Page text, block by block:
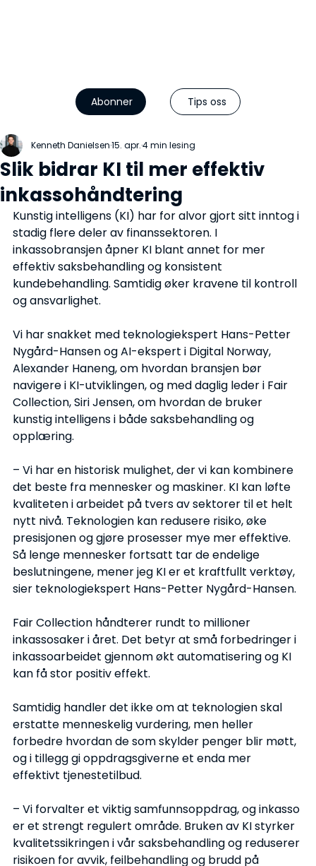
Abonner Tips oss
Slik bidrar KI til mer effektiv
inkassohåndtering
Kenneth Danielsen15. apr.4 min lesing
Kunstig intelligens (KI) har for alvor gjort sitt inntog i
stadig flere deler av finanssektoren. I
inkassobransjen åpner KI blant annet for mer
effektiv saksbehandling og konsistent
kundebehandling. Samtidig øker kravene til kontroll
og ansvarlighet.
Vi har snakket med teknologiekspert Hans-Petter
Nygård-Hansen og AI-ekspert i Digital Norway,
Alexander Haneng, om hvordan bransjen bør
navigere i KI-utviklingen, og med daglig leder i Fair
Collection, Siri Jensen, om hvordan de bruker
kunstig intelligens i både saksbehandling og
opplæring.
– Vi har en historisk mulighet, der vi kan kombinere
det beste fra mennesker og maskiner. KI kan løfte
kvaliteten i arbeidet på tvers av sektorer til et helt
nytt nivå. Teknologien kan redusere risiko, øke
presisjonen og gjøre prosesser mye mer effektive.
Så lenge mennesker fortsatt tar de endelige
beslutningene, mener jeg KI er et kraftfullt verktøy,
sier teknologiekspert Hans-Petter Nygård-Hansen.
Fair Collection håndterer rundt to millioner
inkassosaker i året. Det betyr at små forbedringer i
inkassoarbeidet gjennom økt automatisering og KI
kan få stor positiv effekt.
Samtidig handler det ikke om at teknologien skal
erstatte menneskelig vurdering, men heller
forbedre hvordan de som skylder penger blir møtt,
og i tillegg gi oppdragsgiverne et enda mer
effektivt tjenestetilbud.
– Vi forvalter et viktig samfunnsoppdrag, og inkasso
er et strengt regulert område. Bruken av KI styrker
kvalitetssikringen i vår saksbehandling og reduserer
risikoen for avvik, feilbehandling og brudd på